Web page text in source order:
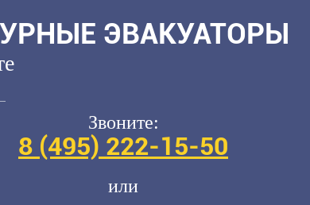
ЭВАКУАТОРЫ
Звоните:
8 (495) 222-15-50
или